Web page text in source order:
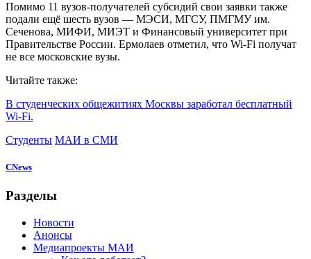
Помимо 11 вузов-получателей субсидий свои заявки также
подали ещё шесть вузов — МЭСИ, МГСУ, ПМГМУ им.
Сеченова, МИФИ, МИЭТ и Финансовый университет при
Правительстве России. Ермолаев отметил, что Wi-Fi получат
не все московские вузы.
Читайте также:
В студенческих общежитиях Москвы заработал бесплатный
Wi-Fi.
Студенты МАИ в СМИ
CNews
Разделы
Новости
Анонсы
Медиапроекты МАИ